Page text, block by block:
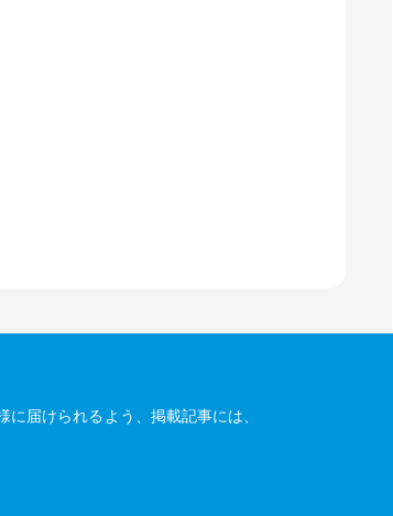
届けられるよう、掲載記事には、